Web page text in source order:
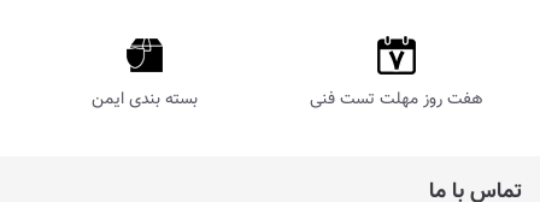
هفت روز مهلت تست فنی بسته بندی ایمن
تماس با ما